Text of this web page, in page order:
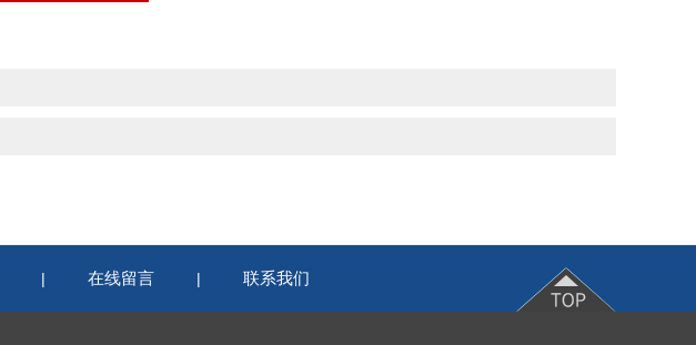
| 在线留言 | 联系我们